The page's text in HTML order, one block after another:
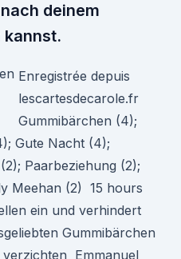
deinem
kannst.
Enregistrée depuis
lescartesdecarole.fr
Gummibärchen (4);
Gute Nacht (4);
Paarbeziehung (2);
Meehan (2) 15 hours
ein und verhindert
Gummibärchen
Emmanuel